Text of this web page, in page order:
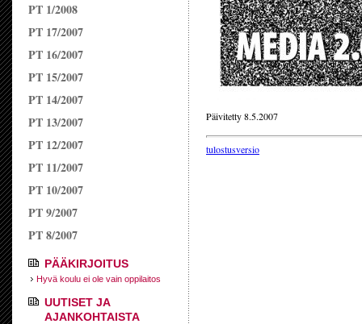
PT 1/2008
PT 17/2007
PT 16/2007
PT 15/2007
PT 14/2007
PT 13/2007
PT 12/2007
PT 11/2007
PT 10/2007
PT 9/2007
PT 8/2007
PÄÄKIRJOITUS
Hyvä koulu ei ole vain oppilaitos
UUTISET JA
AJANKOHTAISTA
Päivitetty 8.5.2007
tulostusversio